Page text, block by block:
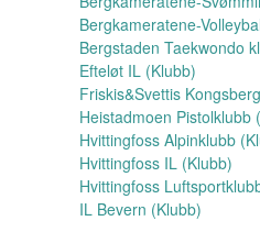
Bergkameratene-
Bergstaden Taekwondo
Efteløt IL (Klubb)
Friskis&Svettis
Heistadmoen Pistolklubb
Hvittingfoss Alpinklubb
Hvittingfoss IL (Klubb)
Hvittingfoss
IL Bevern (Klubb)